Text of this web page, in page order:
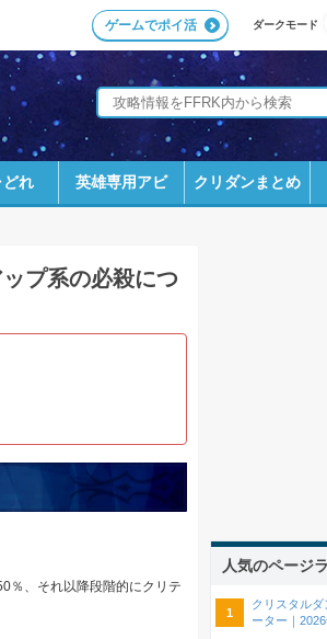
ダークモード
ゲームでポイ活
どれ 英雄専用アビ クリダンまとめ
プ系の必殺につ
％、それ以降段階的にクリテ
人気のページ
クリスタル
ーター｜2026